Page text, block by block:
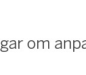
k
om